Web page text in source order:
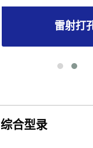
雷射打孔机
综合型录